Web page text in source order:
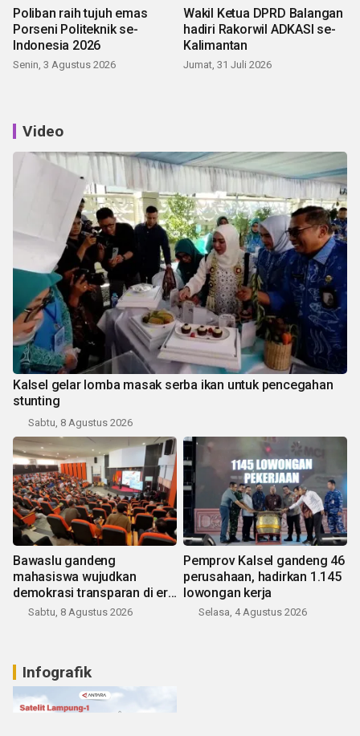
Poliban raih tujuh emas
Porseni Politeknik se-
Indonesia 2026
Senin, 3 Agustus 2026
Wakil Ketua DPRD Balangan
hadiri Rakorwil ADKASI se-
Kalimantan
Jumat, 31 Juli 2026
Video
Kalsel gelar lomba masak serba ikan untuk pencegahan
stunting
Sabtu, 8 Agustus 2026
Bawaslu gandeng
mahasiswa wujudkan
demokrasi transparan di era
digital
Sabtu, 8 Agustus 2026
Pemprov Kalsel gandeng 46
perusahaan, hadirkan 1.145
lowongan kerja
Selasa, 4 Agustus 2026
Infografik